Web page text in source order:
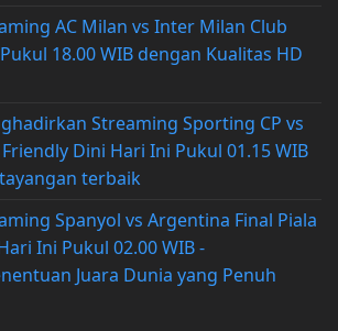
AC Milan vs Inter Milan Club
18.00 WIB dengan Kualitas HD
Streaming Sporting CP vs
Dini Hari Ini Pukul 01.15 WIB
terbaik
Spanyol vs Argentina Final Piala
Ini Pukul 02.00 WIB -
Juara Dunia yang Penuh